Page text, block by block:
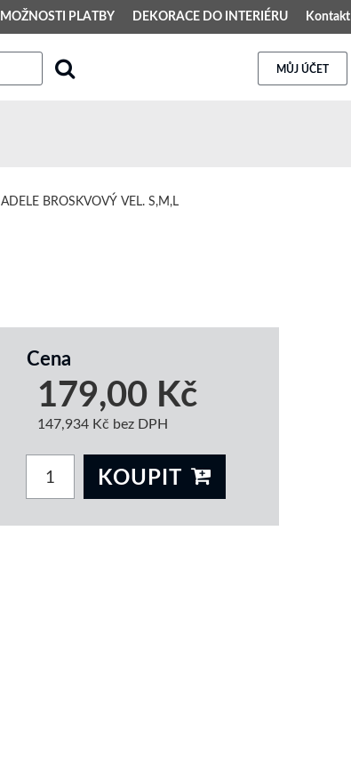
MOŽNOSTI PLATBY DEKORACE DO INTERIÉRU Kontakt
MŮJ ÚČET
BROSKVOVÝ VEL. S,M,L
Cena
179,00 Kč
147,934 Kč bez DPH
KOUPIT